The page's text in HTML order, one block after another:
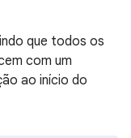
que todos os
com um
ao início do